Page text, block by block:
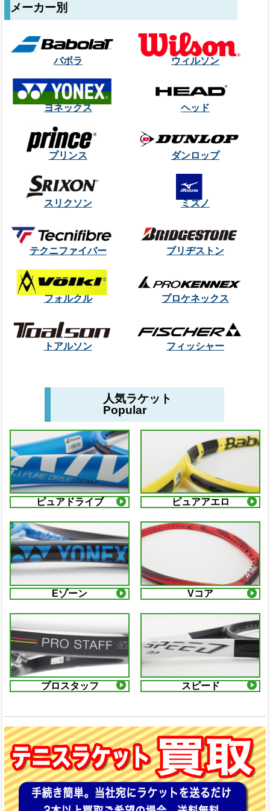
メーカー別
バボラ ウィルソン
ヨネックス ヘッド
プリンス ダンロップ
スリクソン ミズノ
テクニファイバー ブリヂストン
フォルクル プロケネックス
トアルソン フィッシャー
人気ラケット
Popular
ピュアドライブ ピュアアエロ
Eゾーン Vコア
プロスタッフ スピード